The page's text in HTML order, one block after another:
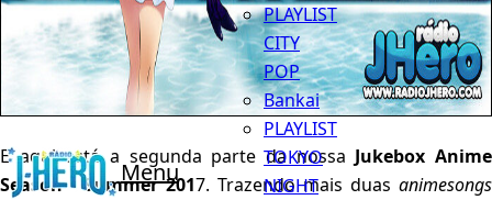
Menu
PLAYLIST
CITY
POP
Bankai
PLAYLIST
TOKYO
NIGHT
E aqui está a segunda parte da nossa Jukebox Anime
Season - Summer 2017. Trazendo mais duas animesongs